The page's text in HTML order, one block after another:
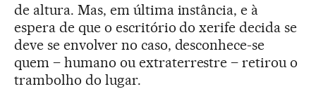
de altura. Mas, em última instância, e à
espera de que o escritório do xerife decida se
deve se envolver no caso, desconhece-se
quem – humano ou extraterrestre – retirou o
trambolho do lugar.